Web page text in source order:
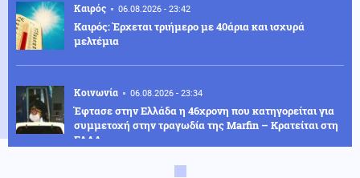
Καιρός 06.08.2026 - 23:42
Καιρός: Έρχεται τριήμερο με 40άρια και ισχυρά
μελτέμια
Κοινωνία 06.08.2026 - 23:34
Έφτασε στην Ελλάδα η 46χρονη που κατηγορείται για
συμμετοχή στην τραγωδία της Marfin – Κρατείται στη
ΓΑΔΑ